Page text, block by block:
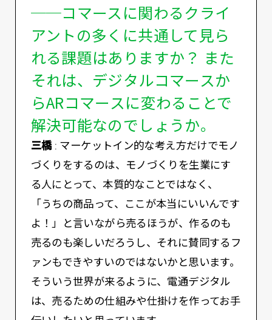
──コマースに関わるクライ
アントの多くに共通して見ら
れる課題はありますか？ また
それは、デジタルコマースか
らARコマースに変わることで
解決可能なのでしょうか。
三橋: マーケットイン的な考え方だけでモノ
づくりをするのは、モノづくりを生業にす
る人にとって、本質的なことではなく、
「うちの商品って、ここが本当にいいんです
よ！」と言いながら売るほうが、作るのも
売るのも楽しいだろうし、それに賛同するフ
ァンもできやすいのではないかと思います。
そういう世界が来るように、電通デジタル
は、売るための仕組みや仕掛けを作ってお手